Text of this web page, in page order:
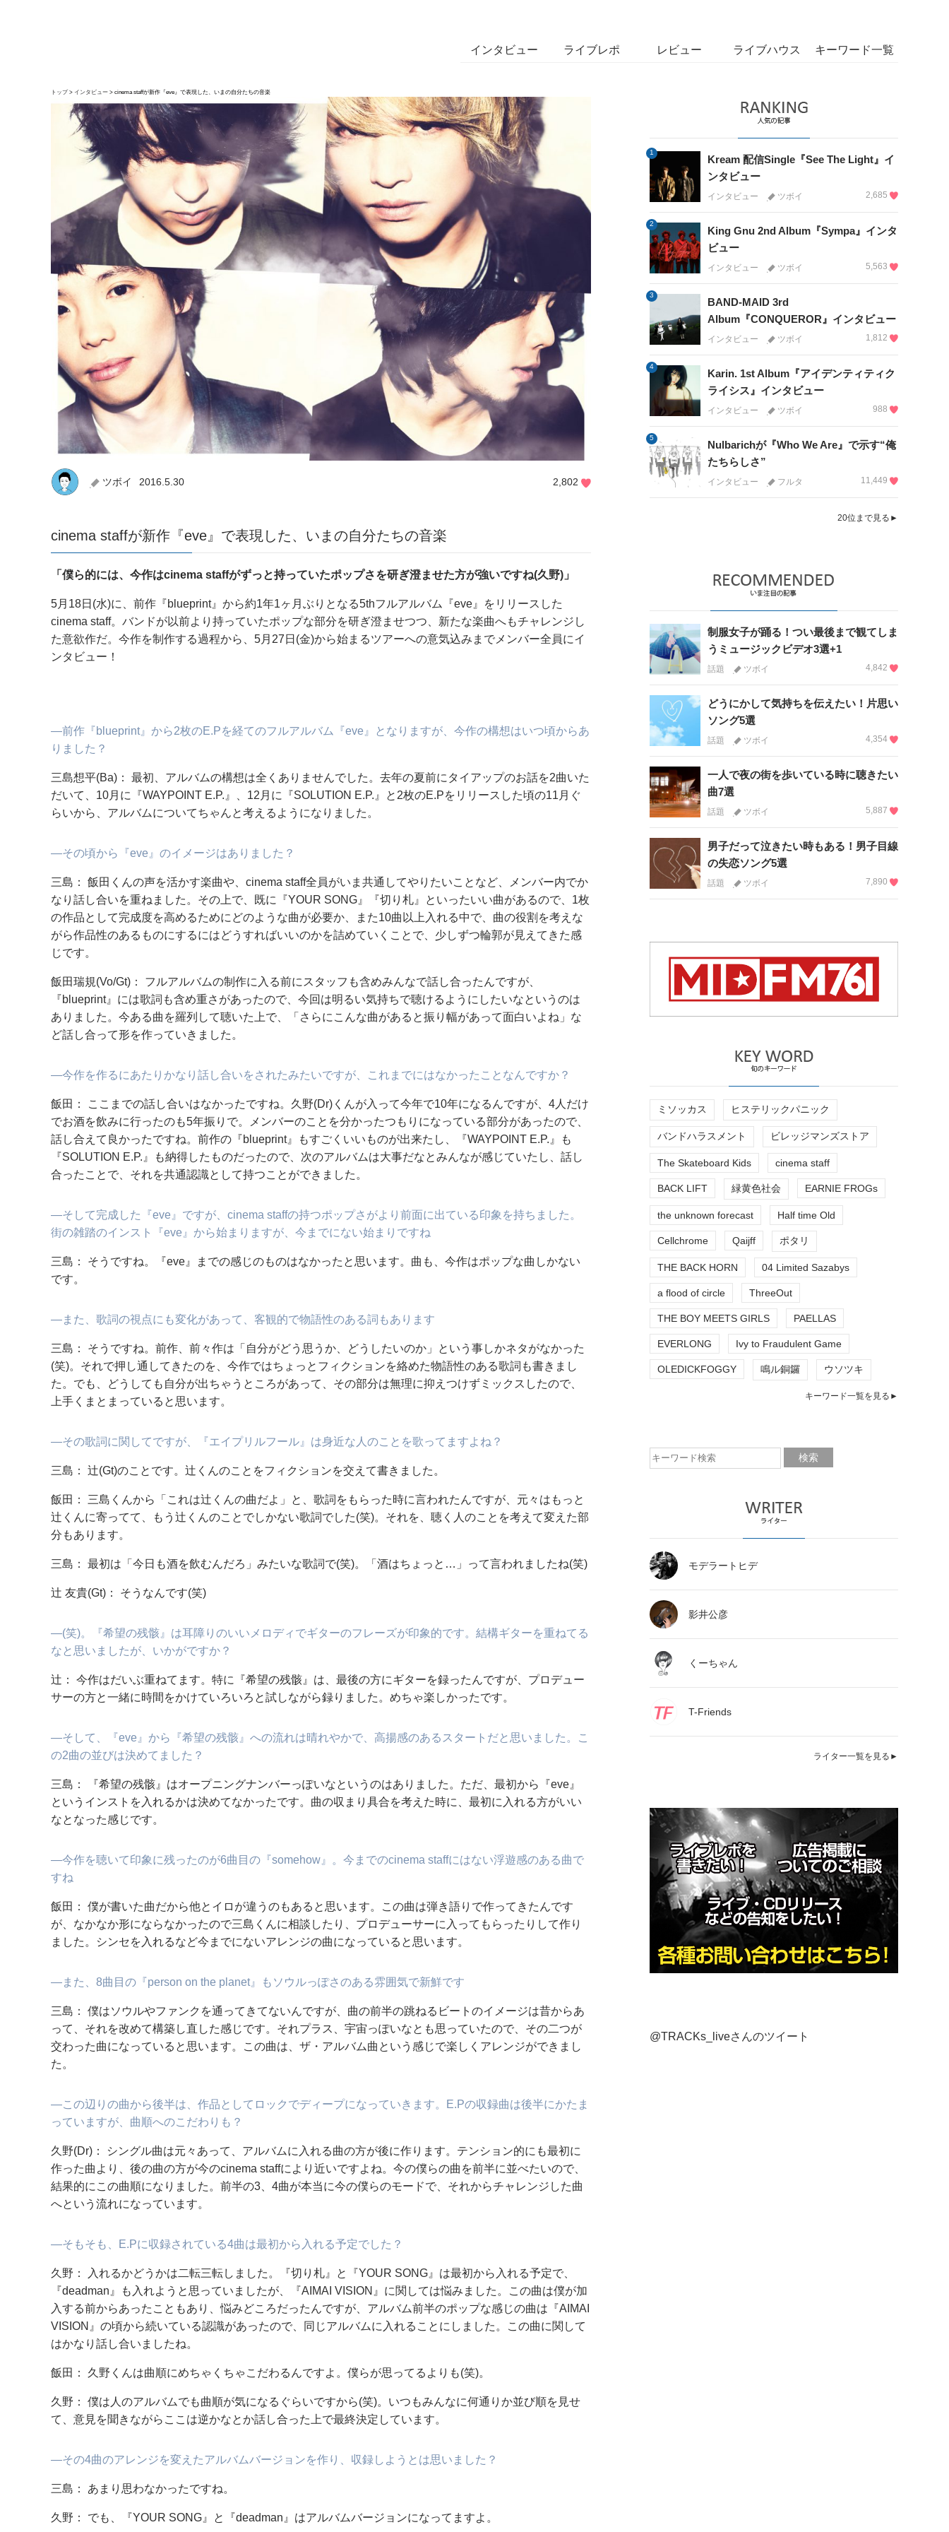
インタビュー ライブレポ レビュー ライブハウス キーワード一覧
トップ インタビュー cinema staffが新作『eve』で表現した、いまの自分たちの音楽
ツボイ 2016.5.30 2,802
cinema staffが新作『eve』で表現した、いまの自分たちの音楽
「僕ら的には、今作はcinema staffがずっと持っていたポップさを研ぎ澄ませた方が強いですね(久野)」
5月18日(水)に、前作『blueprint』から約1年1ヶ月ぶりとなる5thフルアルバム『eve』をリリースした
cinema staff。バンドが以前より持っていたポップな部分を研ぎ澄ませつつ、新たな楽曲へもチャレンジし
た意欲作だ。今作を制作する過程から、5月27日(金)から始まるツアーへの意気込みまでメンバー全員にイ
ンタビュー！
―前作『blueprint』から2枚のE.Pを経てのフルアルバム『eve』となりますが、今作の構想はいつ頃からあ
りました？
三島想平(Ba)： 最初、アルバムの構想は全くありませんでした。去年の夏前にタイアップのお話を2曲いた
だいて、10月に『WAYPOINT E.P.』、12月に『SOLUTION E.P.』と2枚のE.Pをリリースした頃の11月ぐ
らいから、アルバムについてちゃんと考えるようになりました。
―その頃から『eve』のイメージはありました？
三島： 飯田くんの声を活かす楽曲や、cinema staff全員がいま共通してやりたいことなど、メンバー内でか
なり話し合いを重ねました。その上で、既に『YOUR SONG』『切り札』といったいい曲があるので、1枚
の作品として完成度を高めるためにどのような曲が必要か、また10曲以上入れる中で、曲の役割を考えな
がら作品性のあるものにするにはどうすればいいのかを詰めていくことで、少しずつ輪郭が見えてきた感
じです。
飯田瑞規(Vo/Gt)： フルアルバムの制作に入る前にスタッフも含めみんなで話し合ったんですが、
『blueprint』には歌詞も含め重さがあったので、今回は明るい気持ちで聴けるようにしたいなというのは
ありました。今ある曲を羅列して聴いた上で、「さらにこんな曲があると振り幅があって面白いよね」な
ど話し合って形を作っていきました。
―今作を作るにあたりかなり話し合いをされたみたいですが、これまでにはなかったことなんですか？
飯田： ここまでの話し合いはなかったですね。久野(Dr)くんが入って今年で10年になるんですが、4人だけ
でお酒を飲みに行ったのも5年振りで。メンバーのことを分かったつもりになっている部分があったので、
話し合えて良かったですね。前作の『blueprint』もすごくいいものが出来たし、『WAYPOINT E.P.』も
『SOLUTION E.P.』も納得したものだったので、次のアルバムは大事だなとみんなが感じていたし、話し
合ったことで、それを共通認識として持つことができました。
―そして完成した『eve』ですが、cinema staffの持つポップさがより前面に出ている印象を持ちました。
街の雑踏のインスト『eve』から始まりますが、今までにない始まりですね
三島： そうですね。『eve』までの感じのものはなかったと思います。曲も、今作はポップな曲しかない
です。
―また、歌詞の視点にも変化があって、客観的で物語性のある詞もあります
三島： そうですね。前作、前々作は「自分がどう思うか、どうしたいのか」という事しかネタがなかった
(笑)。それで押し通してきたのを、今作ではちょっとフィクションを絡めた物語性のある歌詞も書きまし
た。でも、どうしても自分が出ちゃうところがあって、その部分は無理に抑えつけずミックスしたので、
上手くまとまっていると思います。
―その歌詞に関してですが、『エイプリルフール』は身近な人のことを歌ってますよね？
三島： 辻(Gt)のことです。辻くんのことをフィクションを交えて書きました。
飯田： 三島くんから「これは辻くんの曲だよ」と、歌詞をもらった時に言われたんですが、元々はもっと
辻くんに寄ってて、もう辻くんのことでしかない歌詞でした(笑)。それを、聴く人のことを考えて変えた部
分もあります。
三島： 最初は「今日も酒を飲むんだろ」みたいな歌詞で(笑)。「酒はちょっと…」って言われましたね(笑)
辻 友貴(Gt)： そうなんです(笑)
―(笑)。『希望の残骸』は耳障りのいいメロディでギターのフレーズが印象的です。結構ギターを重ねてる
なと思いましたが、いかがですか？
辻： 今作はだいぶ重ねてます。特に『希望の残骸』は、最後の方にギターを録ったんですが、プロデュー
サーの方と一緒に時間をかけていろいろと試しながら録りました。めちゃ楽しかったです。
―そして、『eve』から『希望の残骸』への流れは晴れやかで、高揚感のあるスタートだと思いました。こ
の2曲の並びは決めてました？
三島： 『希望の残骸』はオープニングナンバーっぽいなというのはありました。ただ、最初から『eve』
というインストを入れるかは決めてなかったです。曲の収まり具合を考えた時に、最初に入れる方がいい
なとなった感じです。
―今作を聴いて印象に残ったのが6曲目の『somehow』。今までのcinema staffにはない浮遊感のある曲で
すね
飯田： 僕が書いた曲だから他とイロが違うのもあると思います。この曲は弾き語りで作ってきたんです
が、なかなか形にならなかったので三島くんに相談したり、プロデューサーに入ってもらったりして作り
ました。シンセを入れるなど今までにないアレンジの曲になっていると思います。
―また、8曲目の『person on the planet』もソウルっぽさのある雰囲気で新鮮です
三島： 僕はソウルやファンクを通ってきてないんですが、曲の前半の跳ねるビートのイメージは昔からあ
って、それを改めて構築し直した感じです。それプラス、宇宙っぽいなとも思っていたので、その二つが
交わった曲になっていると思います。この曲は、ザ・アルバム曲という感じで楽しくアレンジができまし
た。
―この辺りの曲から後半は、作品としてロックでディープになっていきます。E.Pの収録曲は後半にかたま
っていますが、曲順へのこだわりも？
久野(Dr)： シングル曲は元々あって、アルバムに入れる曲の方が後に作ります。テンション的にも最初に
作った曲より、後の曲の方が今のcinema staffにより近いですよね。今の僕らの曲を前半に並べたいので、
結果的にこの曲順になりました。前半の3、4曲が本当に今の僕らのモードで、それからチャレンジした曲
へという流れになっています。
―そもそも、E.Pに収録されている4曲は最初から入れる予定でした？
久野： 入れるかどうかは二転三転しました。『切り札』と『YOUR SONG』は最初から入れる予定で、
『deadman』も入れようと思っていましたが、『AIMAI VISION』に関しては悩みました。この曲は僕が加
入する前からあったこともあり、悩みどころだったんですが、アルバム前半のポップな感じの曲は『AIMAI
VISION』の頃から続いている認識があったので、同じアルバムに入れることにしました。この曲に関して
はかなり話し合いましたね。
飯田： 久野くんは曲順にめちゃくちゃこだわるんですよ。僕らが思ってるよりも(笑)。
久野： 僕は人のアルバムでも曲順が気になるぐらいですから(笑)。いつもみんなに何通りか並び順を見せ
て、意見を聞きながらここは逆かなとか話し合った上で最終決定しています。
―その4曲のアレンジを変えたアルバムバージョンを作り、収録しようとは思いました？
三島： あまり思わなかったですね。
久野： でも、『YOUR SONG』と『deadman』はアルバムバージョンになってますよ。
1
Kream 配信Single『See The Light』イ
ンタビュー
インタビュー ツボイ 2,685
2
King Gnu 2nd Album『Sympa』インタ
ビュー
インタビュー ツボイ 5,563
3
BAND-MAID 3rd
Album『CONQUEROR』インタビュー
インタビュー ツボイ 1,812
4
Karin. 1st Album『アイデンティティク
ライシス』インタビュー
インタビュー ツボイ 988
5
Nulbarichが『Who We Are』で示す“俺
たちらしさ”
インタビュー フルタ 11,449
20位まで見る►
制服女子が踊る！つい最後まで観てしま
うミュージックビデオ3選+1
話題 ツボイ 4,842
どうにかして気持ちを伝えたい！片思い
ソング5選
話題 ツボイ 4,354
一人で夜の街を歩いている時に聴きたい
曲7選
話題 ツボイ 5,887
男子だって泣きたい時もある！男子目線
の失恋ソング5選
話題 ツボイ 7,890
ミソッカス ヒステリックパニック
バンドハラスメント ビレッジマンズストア
The Skateboard Kids cinema staff
BACK LIFT 緑黄色社会 EARNIE FROGs
the unknown forecast Half time Old
Cellchrome Qaijff ポタリ
THE BACK HORN 04 Limited Sazabys
a flood of circle ThreeOut
THE BOY MEETS GIRLS PAELLAS
EVERLONG Ivy to Fraudulent Game
OLEDICKFOGGY 鳴ル銅鑼 ウソツキ
キーワード一覧を見る►
モデラートヒデ
影井公彦
くーちゃん
T-Friends
ライター一覧を見る►
@TRACKs_liveさんのツイート